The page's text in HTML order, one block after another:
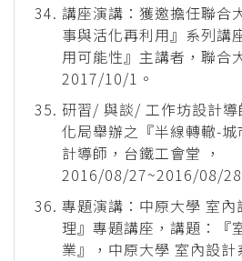
講座演講：獲邀擔任聯合
事與活化再利用』系列講
用可能性』主講者，聯合
2017/10/1。
研習/ 與談/ 工作坊設計
化局舉辦之『半線轉轍-
計導師，台鐵工會堂 ，
2016/08/27~2016/08/28
專題演講：中原大學 室
理』專題講座，講題：『
業』，中原大學 室內設